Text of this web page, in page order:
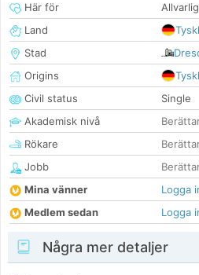
Här för
Land
Stad
Origins
Civil status
Single
Akademisk nivå
Rökare
Jobb
Mina vänner
Logga
Medlem sedan
Logga
Några mer detaljer